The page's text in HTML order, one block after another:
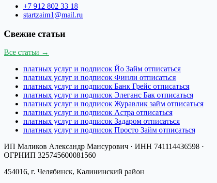
+7 912 802 33 18
startzaim1@mail.ru
Свежие статьи
Все статьи →
платных услуг и подписок Йо Займ отписаться
платных услуг и подписок Финли отписаться
платных услуг и подписок Банк Грейс отписаться
платных услуг и подписок Элеганс Бак отписаться
платных услуг и подписок Журавлик займ отписаться
платных услуг и подписок Астра отписаться
платных услуг и подписок Задаром отписаться
платных услуг и подписок Просто Займ отписаться
ИП Маликов Александр Мансурович · ИНН 741114436598 ·
ОГРНИП 325745600081560
454016, г. Челябинск, Калининский район